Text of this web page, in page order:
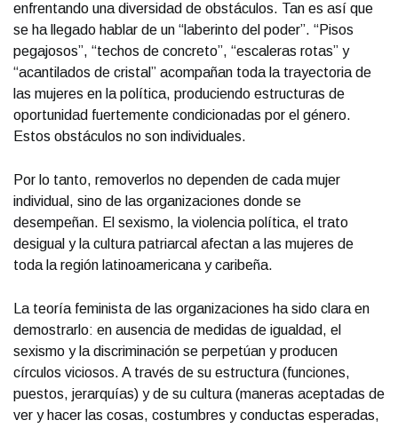
enfrentando una diversidad de obstáculos. Tan es así que
se ha llegado hablar de un “laberinto del poder”. “Pisos
pegajosos”, “techos de concreto”, “escaleras rotas” y
“acantilados de cristal” acompañan toda la trayectoria de
las mujeres en la política, produciendo estructuras de
oportunidad fuertemente condicionadas por el género.
Estos obstáculos no son individuales.
Por lo tanto, removerlos no dependen de cada mujer
individual, sino de las organizaciones donde se
desempeñan. El sexismo, la violencia política, el trato
desigual y la cultura patriarcal afectan a las mujeres de
toda la región latinoamericana y caribeña.
La teoría feminista de las organizaciones ha sido clara en
demostrarlo: en ausencia de medidas de igualdad, el
sexismo y la discriminación se perpetúan y producen
círculos viciosos. A través de su estructura (funciones,
puestos, jerarquías) y de su cultura (maneras aceptadas de
ver y hacer las cosas, costumbres y conductas esperadas,